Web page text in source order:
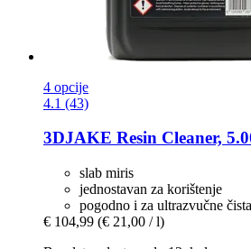
4 opcije
4.1 (43)
3DJAKE Resin Cleaner,
slab miris
jednostavan za korištenje
pogodno i za ultrazvučne
€ 104,99 (€ 21,00 / l)